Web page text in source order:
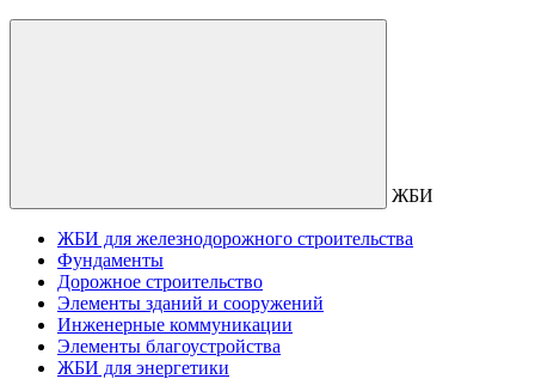
ЖБИ
ЖБИ для железнодорожного строительства
Фундаменты
Дорожное строительство
Элементы зданий и сооружений
Инженерные коммуникации
Элементы благоустройства
ЖБИ для энергетики